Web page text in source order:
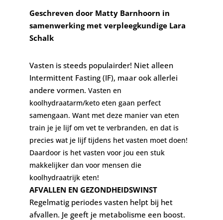
Geschreven door Matty Barnhoorn in
samenwerking met verpleegkundige Lara
Schalk
Vasten is steeds populairder! Niet alleen
Intermittent Fasting (IF), maar ook allerlei
andere vormen.Vasten en
koolhydraatarm/keto eten gaan perfect
samengaan. Want met deze manier van eten
train je je lijf om vet te verbranden, en dat is
precies wat je lijf tijdens het vasten moet doen!
Daardoor is het vasten voor jou een stuk
makkelijker dan voor mensen die
koolhydraatrijk eten!
AFVALLEN EN GEZONDHEIDSWINST
Regelmatig periodes vasten helpt bij het
afvallen. Je geeft je metabolisme een boost.